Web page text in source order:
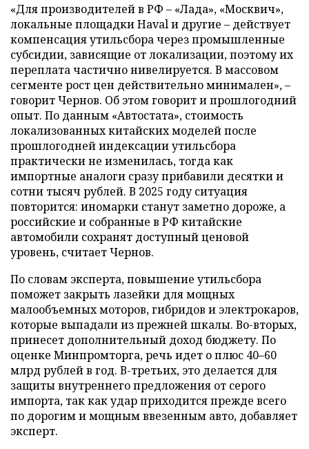
«Для производителей в РФ – «Лада», «Москвич»,
локальные площадки Haval и другие – действует
компенсация утильсбора через промышленные
субсидии, зависящие от локализации, поэтому их
переплата частично нивелируется. В массовом
сегменте рост цен действительно минимален», –
говорит Чернов. Об этом говорит и прошлогодний
опыт. По данным «Автостата», стоимость
локализованных китайских моделей после
прошлогодней индексации утильсбора
практически не изменилась, тогда как
импортные аналоги сразу прибавили десятки и
сотни тысяч рублей. В 2025 году ситуация
повторится: иномарки станут заметно дороже, а
российские и собранные в РФ китайские
автомобили сохранят доступный ценовой
уровень, считает Чернов.
По словам эксперта, повышение утильсбора
поможет закрыть лазейки для мощных
малообъемных моторов, гибридов и электрокаров,
которые выпадали из прежней шкалы. Во-вторых,
принесет дополнительный доход бюджету. По
оценке Минпромторга, речь идет о плюс 40–60
млрд рублей в год. В-третьих, это делается для
защиты внутреннего предложения от серого
импорта, так как удар приходится прежде всего
по дорогим и мощным ввезенным авто, добавляет
эксперт.